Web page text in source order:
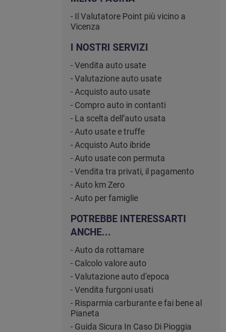
- Il Valutatore Point più vicino a
Vicenza
I NOSTRI SERVIZI
- Vendita auto usate
- Valutazione auto usate
- Acquisto auto usate
- Compro auto in contanti
- La scelta dell’auto usata
- Auto usate e truffe
- Acquisto Auto ibride
- Auto usate con permuta
- Vendita tra privati, il pagamento
- Auto km Zero
- Auto per famiglie
POTREBBE INTERESSARTI
ANCHE...
- Auto da rottamare
- Calcolo valore auto
- Valutazione auto d'epoca
- Vendita furgoni usati
- Risparmia carburante e fai bene al
Pianeta
- Guida Sicura In Caso Di Pioggia